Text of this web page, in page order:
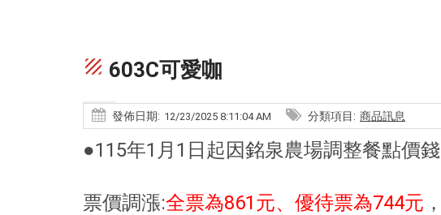
texture 603C可愛咖
發佈日期: 12/23/2025 8:11:04 AM 分類項目: 商品訊息
●115年1月1日起因銘泉農場調整餐點價錢
票價調漲:全票為861元、優待票為744元